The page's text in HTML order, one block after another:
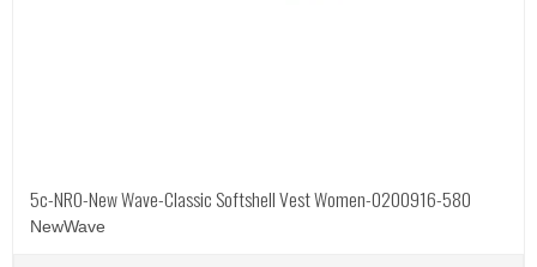
5c-NRO-New Wave-Classic Softshell Vest Women-0200916-580
NewWave